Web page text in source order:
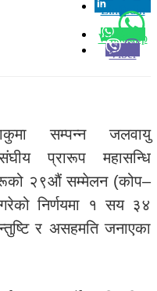
Linkedin
0
Whatsapp
Viber
सम्पन्न जलवायु
प्रारूप महासन्धि
२९औं सम्मेलन (कोप–
निर्णयमा १ सय ३४
र असहमति जनाएका